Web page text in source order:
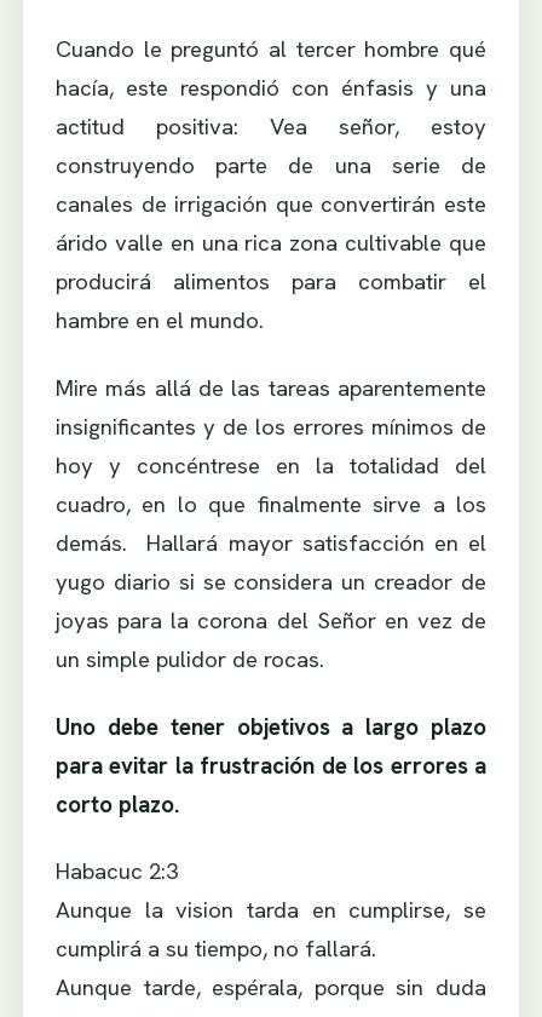
Cuando le preguntó al tercer hombre qué
hacía, este respondió con énfasis y una
actitud positiva: Vea señor, estoy
construyendo parte de una serie de
canales de irrigación que convertirán este
árido valle en una rica zona cultivable que
producirá alimentos para combatir el
hambre en el mundo.
Mire más allá de las tareas aparentemente
insignificantes y de los errores mínimos de
hoy y concéntrese en la totalidad del
cuadro, en lo que finalmente sirve a los
demás. Hallará mayor satisfacción en el
yugo diario si se considera un creador de
joyas para la corona del Señor en vez de
un simple pulidor de rocas.
Uno debe tener objetivos a largo plazo
para evitar la frustración de los errores a
corto plazo.
Habacuc 2:3
Aunque la vision tarda en cumplirse, se
cumplirá a su tiempo, no fallará.
Aunque tarde, espérala, porque sin duda